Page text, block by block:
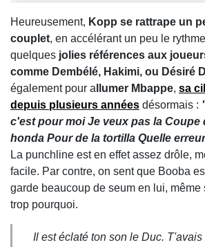
Heureusement, Kopp se rattrape un
couplet, en accélérant un peu le
quelques jolies références aux
comme Dembélé, Hakimi, ou Désiré
également pour a llumer Mbappe, sa
depuis plusieurs années désormais :
c'est pour moi Je veux pas la Coupe
honda Pour de la tortilla Quelle
La punchline est en effet assez drôle,
facile. Par contre, on sent que Booba
garde beaucoup de seum en lui, même
trop pourquoi.
Il est éclaté ton son le Duc.